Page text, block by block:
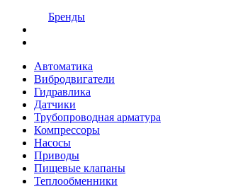
Бренды
Автоматика
Вибродвигатели
Гидравлика
Датчики
Трубопроводная арматура
Компрессоры
Насосы
Приводы
Пищевые клапаны
Теплообменники